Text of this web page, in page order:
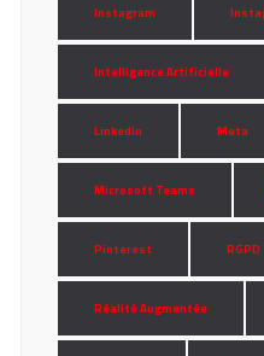
Instagram
Intelligence Artificielle
LinkedIn Meta
Microsoft Teams
Pinterest RGPD
Réalité Augmentée